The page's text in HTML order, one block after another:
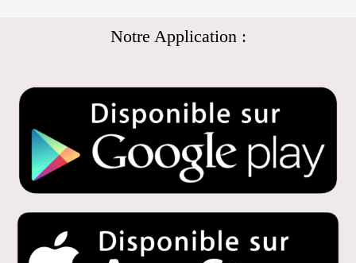
Notre Application :